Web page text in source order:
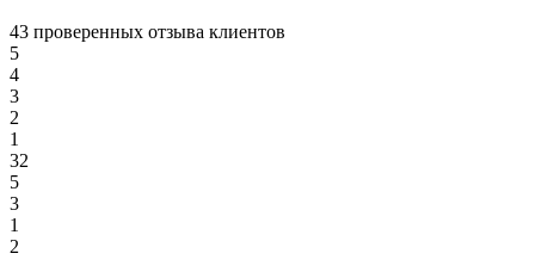
43 проверенных отзыва клиентов
5
4
3
2
1
32
5
3
1
2